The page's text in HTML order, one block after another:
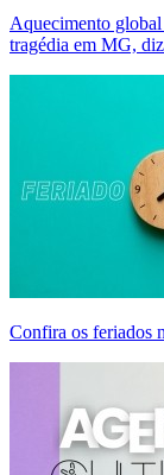
Aquecimento
tragédia em MG,
Confira os feriados